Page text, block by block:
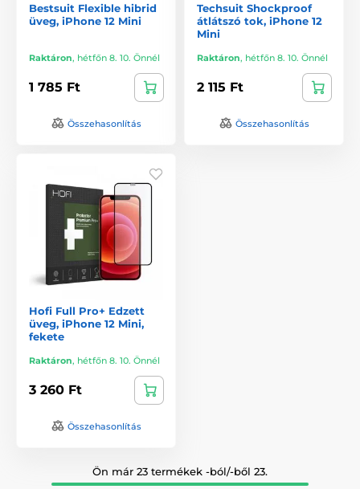
Bestsuit Flexible hibrid
üveg, iPhone 12 Mini
Raktáron, hétfőn 8. 10. Önnél
1 785 Ft
Összehasonlítás
Techsuit Shockproof
átlátszó tok, iPhone 12
Mini
Raktáron, hétfőn 8. 10. Önnél
2 115 Ft
Összehasonlítás
Hofi Full Pro+ Edzett
üveg, iPhone 12 Mini,
fekete
Raktáron, hétfőn 8. 10. Önnél
3 260 Ft
Összehasonlítás
Ön már 23 termékek -ból/-ből 23.